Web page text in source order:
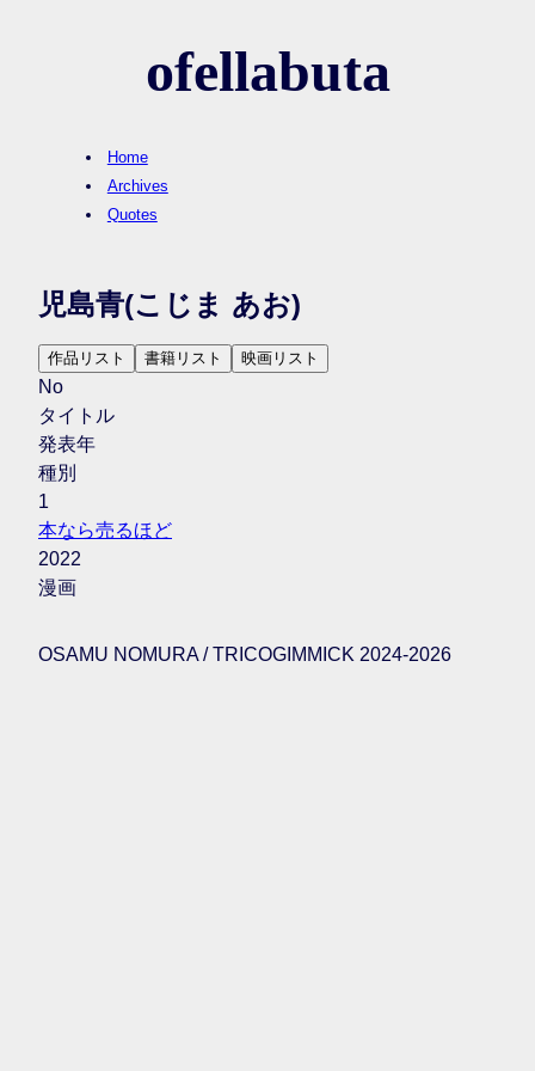
ofellabuta
Home
Archives
Quotes
児島青(こじま あお)
作品リスト 書籍リスト 映画リスト
No
タイトル
発表年
種別
1
本なら売るほど
2022
漫画
OSAMU NOMURA / TRICOGIMMICK 2024-2026